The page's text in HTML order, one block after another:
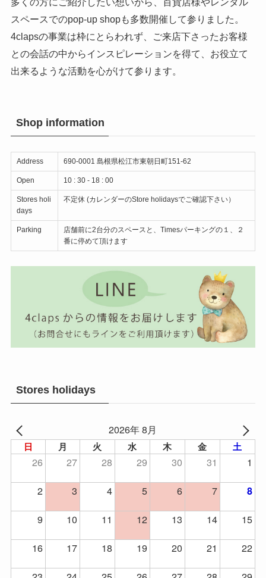
スペースでのpop-up shopも多数開催して参りました。
4clapsの事業は枠にとらわれず、ご来店下さったお客様
との会話の中からインスピレーションを得て、お役立て
出来るような活動を心がけて参ります。
Shop information
Address 690-0001 島根県松江市東朝日町151-62
Open 10 : 30 - 18 : 00
Stores holi
days
不定休 (カレンダーのStore holidaysでご確認下さい）
Parking
店舗前に2台分のスペースと、Timesパーキングの１、２
番に停めて頂けます
Stores holidays
2026年 8月
日 月 火 水 木 金 土
26 27 28 29 30 31
1
2
3 4 5 6 7 8
9 10 11 12 13 14
15
16
17 18 19 20 21
22